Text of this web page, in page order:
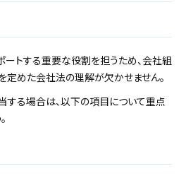
トする重要な役割を担うため、会社組
定めた会社法の理解が欠かせません。
する場合は、以下の項目について重点